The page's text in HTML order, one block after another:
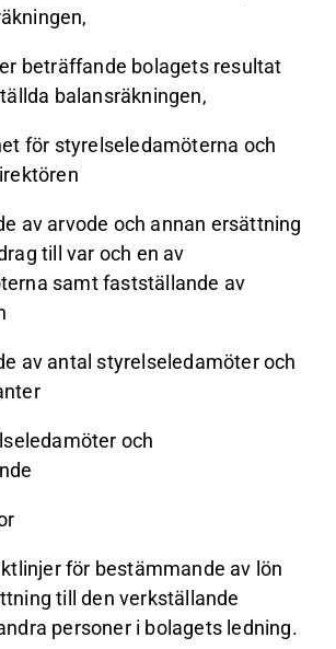
beträffande bolagets resultat
balansräkningen,
för styrelseledamöterna och
av arvode och annan ersättning
till var och en av
samt fastställande av
av antal styrelseledamöter och
och
för bestämmande av lön
till den verkställande
personer i bolagets ledning.